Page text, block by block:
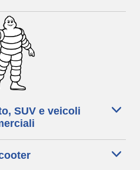
SUV e veicoli